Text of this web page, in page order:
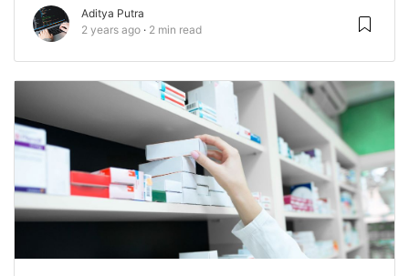
Aditya Putra
2 years ago
2 min read